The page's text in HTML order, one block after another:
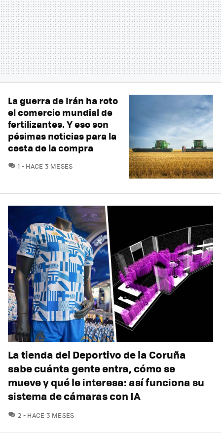
La guerra de Irán ha roto
el comercio mundial de
fertilizantes. Y eso son
pésimas noticias para la
cesta de la compra
1 COMENTARIOS
HACE 3 MESES
La tienda del Deportivo de la Coruña
sabe cuánta gente entra, cómo se
mueve y qué le interesa: así funciona su
sistema de cámaras con IA
2 COMENTARIOS
HACE 3 MESES